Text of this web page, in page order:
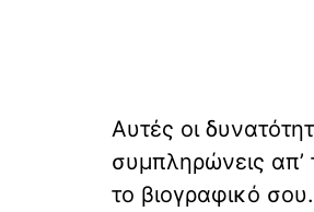
Αυτές οι
συμπληρώνεις απ’
το βιογραφικό